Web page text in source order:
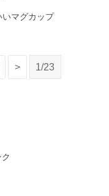
いマグカップ
> 1/23